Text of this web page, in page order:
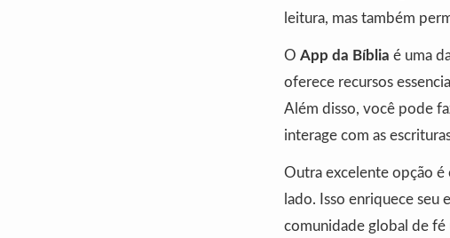
leitura, mas também
O App da Bíblia é uma
oferece recursos
Além disso, você pode
interage com as
Outra excelente opção é
lado. Isso enriquece seu
comunidade global de fé